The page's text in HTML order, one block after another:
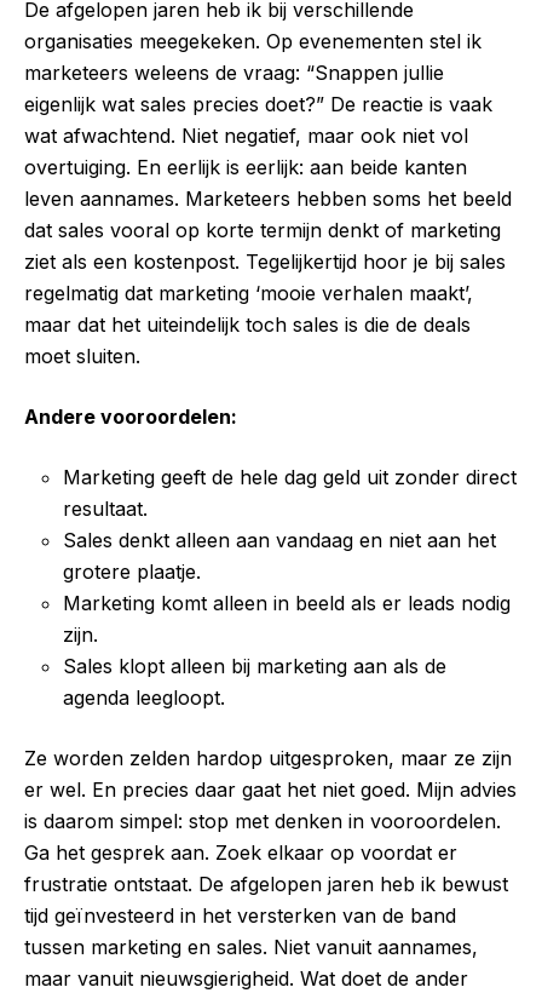
De afgelopen jaren heb ik bij verschillende
organisaties meegekeken. Op evenementen stel ik
marketeers weleens de vraag: “Snappen jullie
eigenlijk wat sales precies doet?” De reactie is vaak
wat afwachtend. Niet negatief, maar ook niet vol
overtuiging. En eerlijk is eerlijk: aan beide kanten
leven aannames. Marketeers hebben soms het beeld
dat sales vooral op korte termijn denkt of marketing
ziet als een kostenpost. Tegelijkertijd hoor je bij sales
regelmatig dat marketing ‘mooie verhalen maakt’,
maar dat het uiteindelijk toch sales is die de deals
moet sluiten.
Andere vooroordelen:
Marketing geeft de hele dag geld uit zonder direct
resultaat.
Sales denkt alleen aan vandaag en niet aan het
grotere plaatje.
Marketing komt alleen in beeld als er leads nodig
zijn.
Sales klopt alleen bij marketing aan als de
agenda leegloopt.
Ze worden zelden hardop uitgesproken, maar ze zijn
er wel. En precies daar gaat het niet goed. Mijn advies
is daarom simpel: stop met denken in vooroordelen.
Ga het gesprek aan. Zoek elkaar op voordat er
frustratie ontstaat. De afgelopen jaren heb ik bewust
tijd geïnvesteerd in het versterken van de band
tussen marketing en sales. Niet vanuit aannames,
maar vanuit nieuwsgierigheid. Wat doet de ander